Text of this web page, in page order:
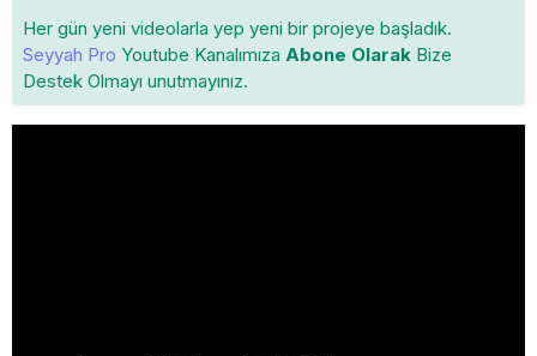
Her gün yeni videolarla yep yeni bir projeye başladık.
Seyyah Pro Youtube Kanalımıza Abone Olarak Bize
Destek Olmayı unutmayınız.